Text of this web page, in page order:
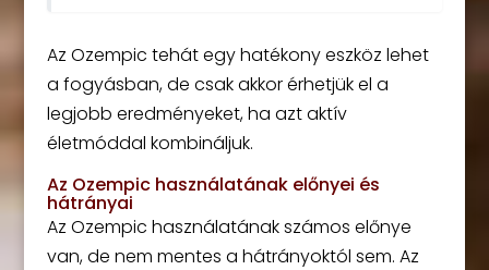
Az Ozempic tehát egy hatékony eszköz lehet
a fogyásban, de csak akkor érhetjük el a
legjobb eredményeket, ha azt aktív
életmóddal kombináljuk.
Az Ozempic használatának előnyei és
hátrányai
Az Ozempic használatának számos előnye
van, de nem mentes a hátrányoktól sem. Az